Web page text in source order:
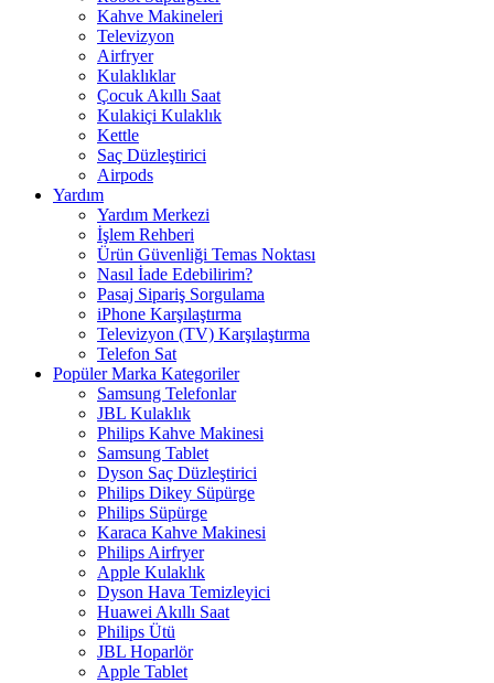
Kahve Makineleri
Televizyon
Airfryer
Kulaklıklar
Çocuk Akıllı Saat
Kulakiçi Kulaklık
Kettle
Saç Düzleştirici
Airpods
Yardım
Yardım Merkezi
İşlem Rehberi
Ürün Güvenliği Temas Noktası
Nasıl İade Edebilirim?
Pasaj Sipariş Sorgulama
iPhone Karşılaştırma
Televizyon (TV) Karşılaştırma
Telefon Sat
Popüler Marka Kategoriler
Samsung Telefonlar
JBL Kulaklık
Philips Kahve Makinesi
Samsung Tablet
Dyson Saç Düzleştirici
Philips Dikey Süpürge
Philips Süpürge
Karaca Kahve Makinesi
Philips Airfryer
Apple Kulaklık
Dyson Hava Temizleyici
Huawei Akıllı Saat
Philips Ütü
JBL Hoparlör
Apple Tablet